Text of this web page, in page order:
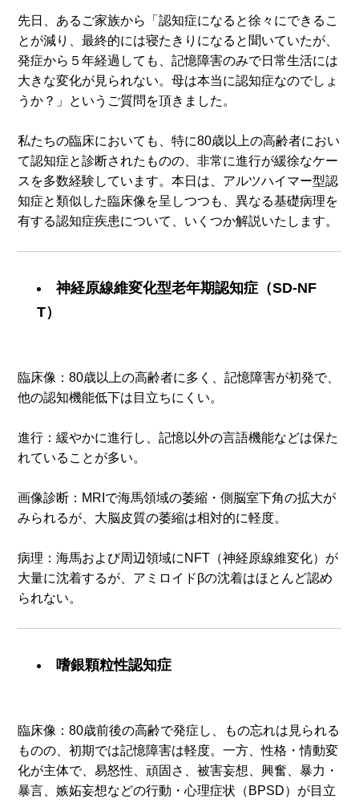
先日、あるご家族から「認知症になると徐々にできるこ
とが減り、最終的には寝たきりになると聞いていたが、
発症から５年経過しても、記憶障害のみで日常生活には
大きな変化が見られない。母は本当に認知症なのでしょ
うか？」というご質問を頂きました。
私たちの臨床においても、特に80歳以上の高齢者におい
て認知症と診断されたものの、非常に進行が緩徐なケー
スを多数経験しています。本日は、アルツハイマー型認
知症と類似した臨床像を呈しつつも、異なる基礎病理を
有する認知症疾患について、いくつか解説いたします。
神経原線維変化型老年期認知症（SD-NF
T）
臨床像：80歳以上の高齢者に多く、記憶障害が初発で、
他の認知機能低下は目立ちにくい。
進行：緩やかに進行し、記憶以外の言語機能などは保た
れていることが多い。
画像診断：MRIで海馬領域の萎縮・側脳室下角の拡大が
みられるが、大脳皮質の萎縮は相対的に軽度。
病理：海馬および周辺領域にNFT（神経原線維変化）が
大量に沈着するが、アミロイドβの沈着はほとんど認め
られない。
嗜銀顆粒性認知症
臨床像：80歳前後の高齢で発症し、もの忘れは見られる
ものの、初期では記憶障害は軽度。一方、性格・情動変
化が主体で、易怒性、頑固さ、被害妄想、興奮、暴力・
暴言、嫉妬妄想などの行動・心理症状（BPSD）が目立